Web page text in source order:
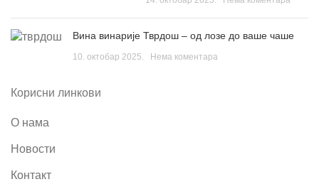
Вина винарије Тврдош – од лозе до ваше чаше
10. октобар 2025. Нема коментара
Корисни линкови
О нама
Новости
Контакт